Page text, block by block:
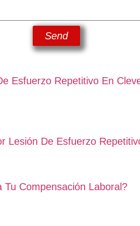
Send
Esfuerzo Repetitivo En
Lesión De Esfuerzo
Compensación Laboral?